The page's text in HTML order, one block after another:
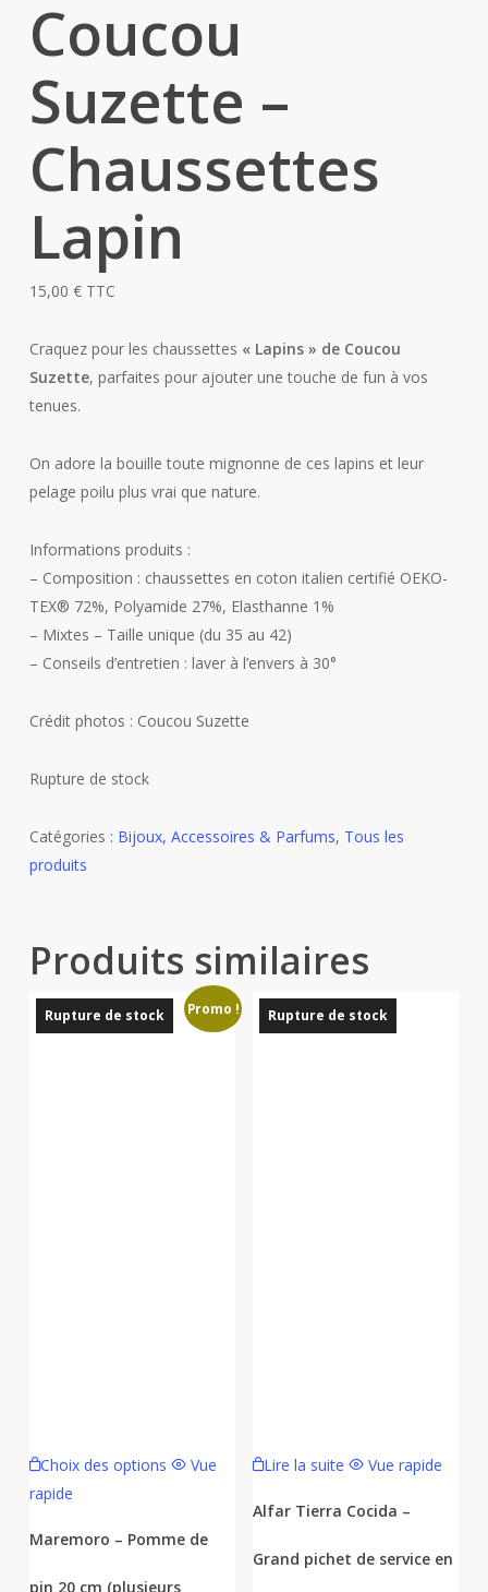
Coucou
Suzette –
Chaussettes
Lapin
15,00 € TTC
Craquez pour les chaussettes « Lapins » de Coucou
Suzette, parfaites pour ajouter une touche de fun à vos
tenues.
On adore la bouille toute mignonne de ces lapins et leur
pelage poilu plus vrai que nature.
Informations produits :
– Composition : chaussettes en coton italien certifié OEKO-
TEX®️ 72%, Polyamide 27%, Elasthanne 1%
– Mixtes – Taille unique (du 35 au 42)
– Conseils d’entretien : laver à l’envers à 30°
Crédit photos : Coucou Suzette
Rupture de stock
Catégories : Bijoux, Accessoires & Parfums, Tous les
produits
Produits similaires
Rupture de stock Promo !
Choix des options
produit
plusieurs
Vue
rapide
Maremoro – Pomme de
pin 20 cm (plusieurs
Rupture de stock
Lire la suite Vue rapide
Alfar Tierra Cocida –
Grand pichet de service en